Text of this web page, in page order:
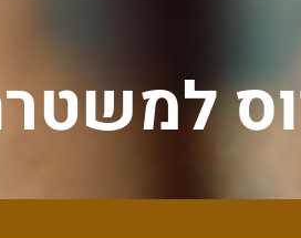
משפטי